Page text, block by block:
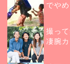
でや
撮っ
凄腕